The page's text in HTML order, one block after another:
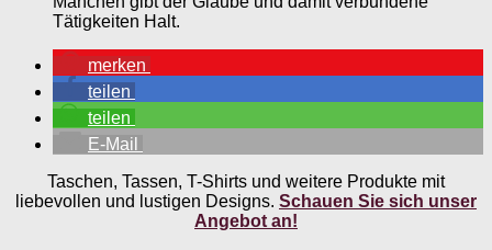
Tätigkeiten Halt.
merken
teilen
teilen
E-Mail
Taschen, Tassen, T-Shirts und weitere Produkte mit
liebevollen und lustigen Designs. Schauen Sie sich unser
Angebot an!